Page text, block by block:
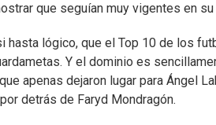
que seguían muy vigentes en
hasta lógico, que el Top 10 de los
Y el dominio es
apenas dejaron lugar para Ángel
detrás de Faryd Mondragón.